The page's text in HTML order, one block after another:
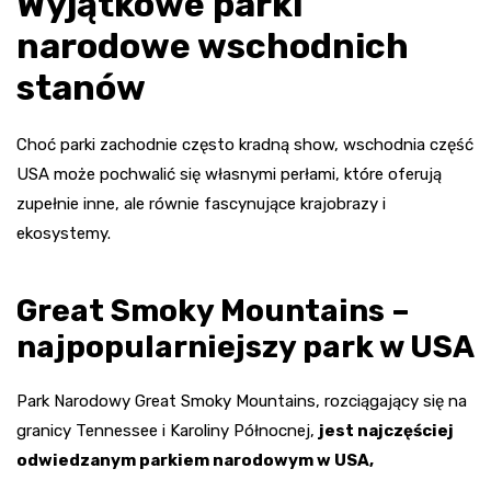
narodowe wschodnich
stanów
Choć parki zachodnie często kradną show, wschodnia część
USA może pochwalić się własnymi perłami, które oferują
zupełnie inne, ale równie fascynujące krajobrazy i
ekosystemy.
Great Smoky Mountains –
najpopularniejszy park w USA
Park Narodowy Great Smoky Mountains, rozciągający się na
granicy Tennessee i Karoliny Północnej, jest najczęściej
odwiedzanym parkiem narodowym w USA,